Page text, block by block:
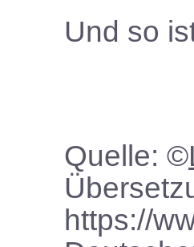
Und so
Quelle: ©
https://